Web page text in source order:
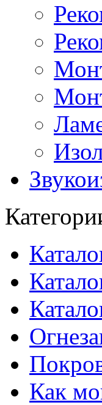
Как